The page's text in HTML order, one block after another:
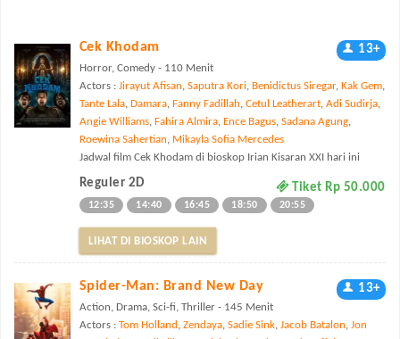
Cek Khodam 13+
Horror, Comedy - 110 Menit
Actors : Jirayut Afisan, Saputra Kori, Benidictus Siregar, Kak Gem,
Tante Lala, Damara, Fanny Fadillah, Cetul Leatherart, Adi Sudirja,
Angie Williams, Fahira Almira, Ence Bagus, Sadana Agung,
Roewina Sahertian, Mikayla Sofia Mercedes
Jadwal film Cek Khodam di bioskop Irian Kisaran XXI hari ini
Reguler 2D Tiket Rp 50.000
12:35 14:40 16:45 18:50 20:55
LIHAT DI BIOSKOP LAIN
Spider-Man: Brand New Day 13+
Action, Drama, Sci-fi, Thriller - 145 Menit
Actors : Tom Holland , Zendaya, Sadie Sink, Jacob Batalon, Jon